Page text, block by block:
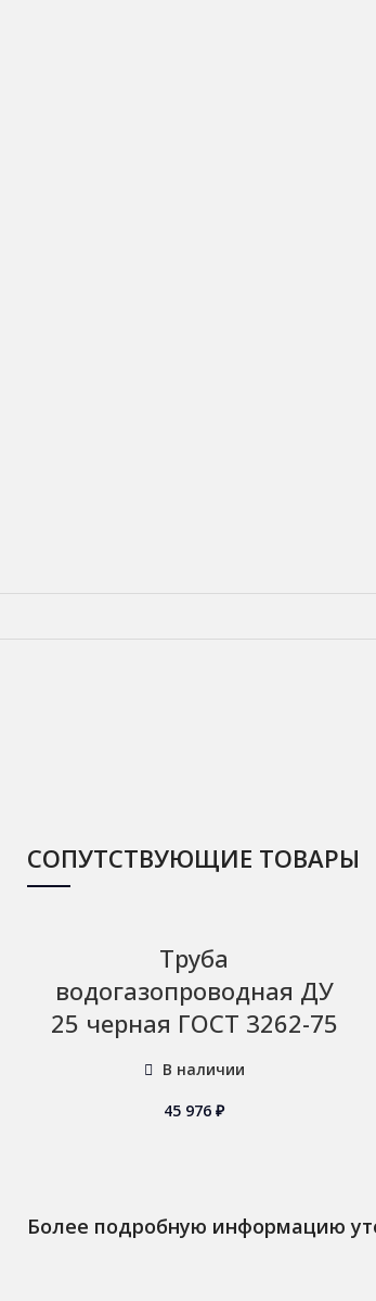
СОПУТСТВУЮЩИЕ ТОВАРЫ
Труба
водогазопроводная ДУ
25 черная ГОСТ 3262-75
В наличии
45 976₽
Более подробную информацию